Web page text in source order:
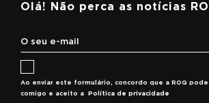
Olá! Não perca as notícias
Ao enviar este formulário, concordo que a ROQ
comigo e aceito a
Política de privacidade